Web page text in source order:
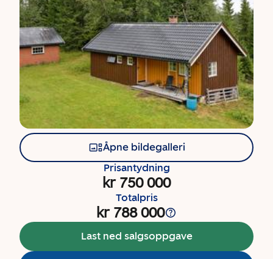
Åpne bildegalleri
Prisantydning
kr 750 000
Totalpris
kr 788 000
Last ned salgsoppgave